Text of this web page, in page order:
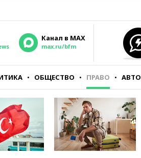
Канал в MAX
max.ru/bfm
ОБЩЕСТВО ПРАВО АВТО